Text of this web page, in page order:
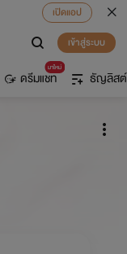
เปิดแอป
เข้าสู่ระบบ
มาใหม่
ดรีมแชท ธัญลิสต์